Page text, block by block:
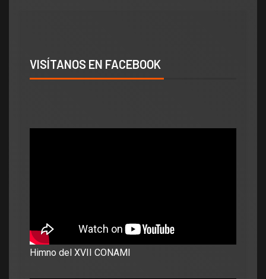
VISÍTANOS EN FACEBOOK
Himno del XVII CONAMI